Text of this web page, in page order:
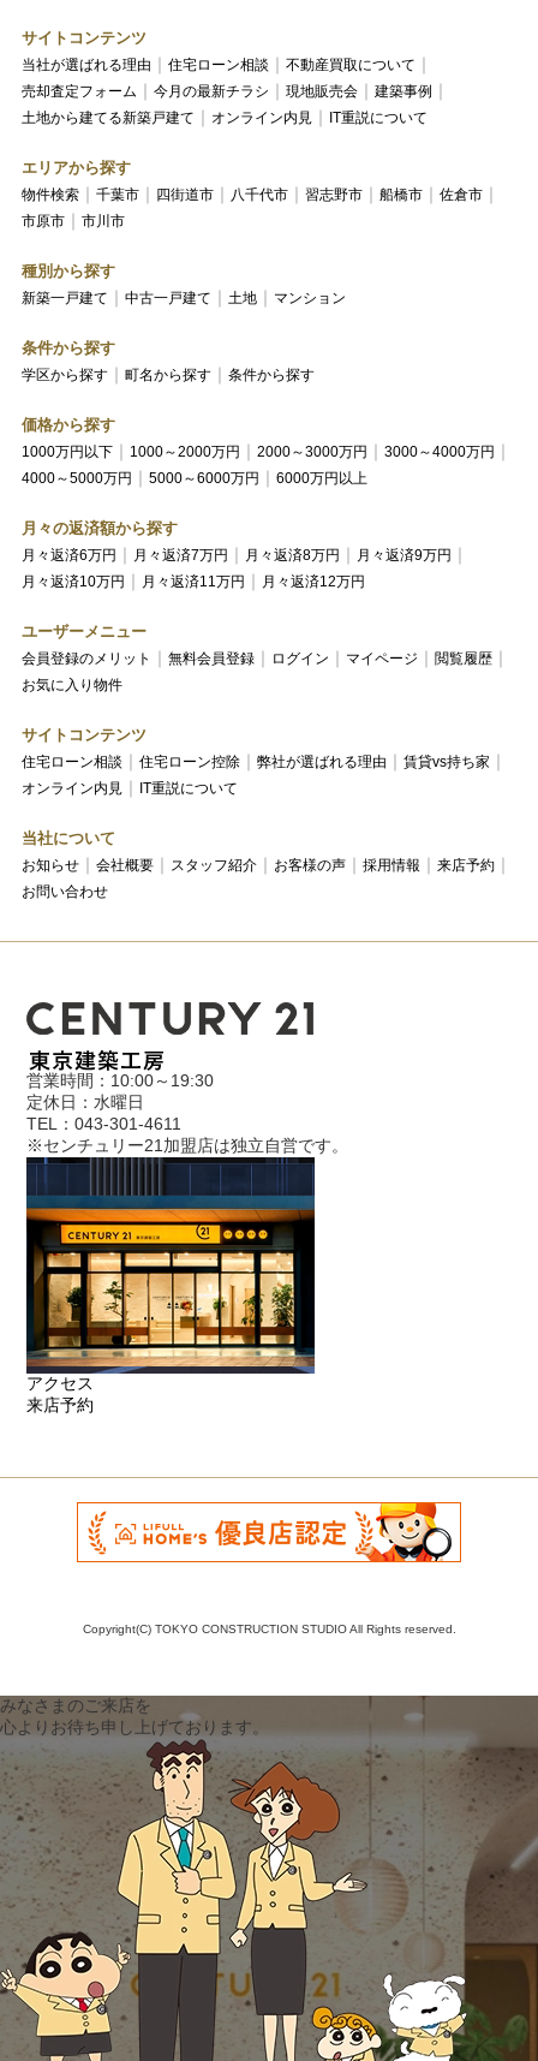
サイトコンテンツ
当社が選ばれる理由 住宅ローン相談
不動産買取について
売却査定フォーム
今月の最新チラシ 現地販売会
建築事例
土地から建てる新築戸建て
オンライン内見 IT重説について
エリアから探す
物件検索 千葉市 四街道市 八千代市 習志野市 船橋市
佐倉市
市原市
市川市
種別から探す
新築一戸建て 中古一戸建て 土地 マンション
条件から探す
学区から探す 町名から探す 条件から探す
価格から探す
1000万円以下 1000～2000万円 2000～3000万円
3000～4000万円
4000～5000万円
5000～6000万円 6000万円以上
月々の返済額から探す
月々返済6万円 月々返済7万円 月々返済8万円
月々返済9万円
月々返済10万円
月々返済11万円 月々返済12万円
ユーザーメニュー
会員登録のメリット 無料会員登録 ログイン マイページ
閲覧履歴
お気に入り物件
サイトコンテンツ
住宅ローン相談 住宅ローン控除 弊社が選ばれる理由
賃貸vs持ち家
オンライン内見
IT重説について
当社について
お知らせ 会社概要 スタッフ紹介 お客様の声 採用情報
来店予約
お問い合わせ
営業時間：10:00～19:30
定休日：水曜日
TEL：043-301-4611
※センチュリー21加盟店は独立自営です。
アクセス
来店予約
Copyright(C) TOKYO CONSTRUCTION STUDIO All Rights reserved.
みなさまのご来店を
心よりお待ち申し上げております。